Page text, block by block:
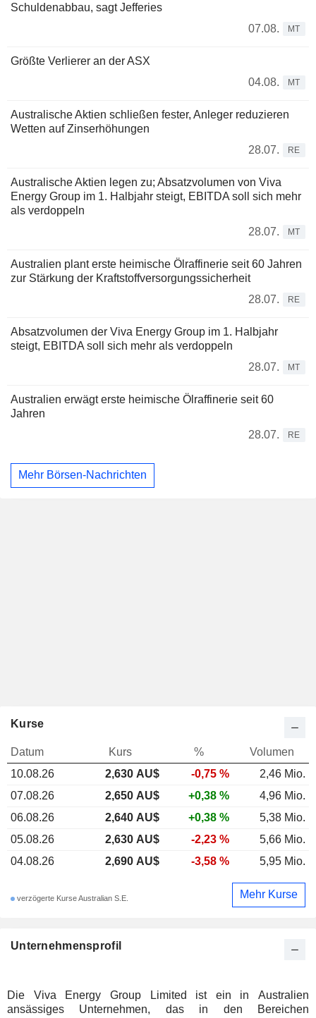
Schuldenabbau, sagt Jefferies
07.08.
MT
Größte Verlierer an der ASX
04.08.
MT
Australische Aktien schließen fester, Anleger reduzieren
Wetten auf Zinserhöhungen
28.07.
RE
Australische Aktien legen zu; Absatzvolumen von Viva
Energy Group im 1. Halbjahr steigt, EBITDA soll sich mehr
als verdoppeln
28.07.
MT
Australien plant erste heimische Ölraffinerie seit 60 Jahren
zur Stärkung der Kraftstoffversorgungssicherheit
28.07.
RE
Absatzvolumen der Viva Energy Group im 1. Halbjahr
steigt, EBITDA soll sich mehr als verdoppeln
28.07.
MT
Australien erwägt erste heimische Ölraffinerie seit 60
Jahren
28.07.
RE
Mehr Börsen-Nachrichten
Unternehmensprofil
Die Viva Energy Group Limited ist ein in Australien
ansässiges Unternehmen, das in den Bereichen
Kurse
Datum Kurs %
Volumen
10.08.26
2,630 AU$ -0,75 %
2,46 Mio.
07.08.26
2,650 AU$ +0,38 %
4,96 Mio.
06.08.26
2,640 AU$ +0,38 %
5,38 Mio.
05.08.26
2,630 AU$ -2,23 %
5,66 Mio.
04.08.26
2,690 AU$ -3,58 % 5,95 Mio.
verzögerte Kurse Australian S.E. Mehr Kurse